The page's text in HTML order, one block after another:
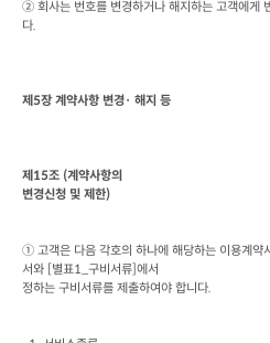
② 회사는 번호를 변경하거나 해지하는 고객에게
다.
제 5장 계약사항 변경· 해지 등
제 15조 (계약사항의
변경신청 및 제한)
① 고객은 다음 각호의 하나에 해당하는 이용계약
서와 별표1_ 구비서류 에서
정하는 구비서류를 제출하여야 합니다.